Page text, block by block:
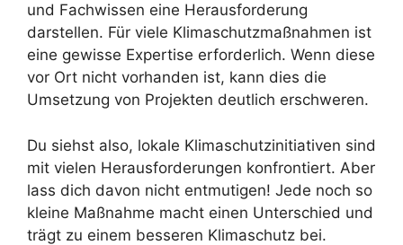
und Fachwissen eine Herausforderung
darstellen. Für viele Klimaschutzmaßnahmen ist
eine gewisse Expertise erforderlich. Wenn diese
vor Ort nicht vorhanden ist, kann dies die
Umsetzung von Projekten deutlich erschweren.
Du siehst also, lokale Klimaschutzinitiativen sind
mit vielen Herausforderungen konfrontiert. Aber
lass dich davon nicht entmutigen! Jede noch so
kleine Maßnahme macht einen Unterschied und
trägt zu einem besseren Klimaschutz bei.